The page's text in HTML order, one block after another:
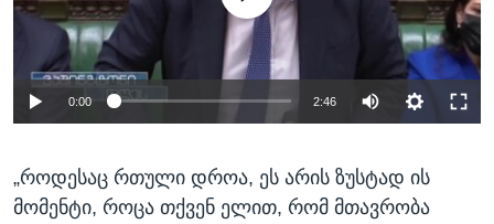
0:00 2:46
„როდესაც რთული დროა, ეს არის ზუსტად ის
მომენტი, როცა თქვენ ელით, რომ მთავრობა